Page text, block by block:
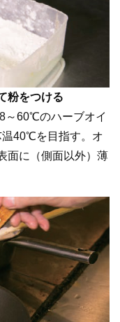
粉をつける
～60℃のハーブオイ
温40℃を目指す。オ
面に（側面以外）薄